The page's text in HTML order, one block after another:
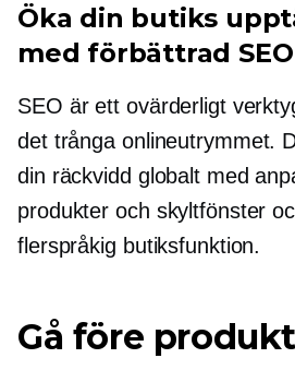
Öka din butiks
med förbättrad SEO
SEO är ett ovärderligt
det trånga onlineutrymmet.
din räckvidd globalt med
produkter och skyltfönster
flerspråkig butiksfunktion.
Gå före